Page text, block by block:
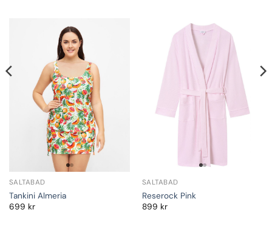
SALTABAD
Tankini Almeria
699 kr
SALTABAD
Reserock Pink
899 kr